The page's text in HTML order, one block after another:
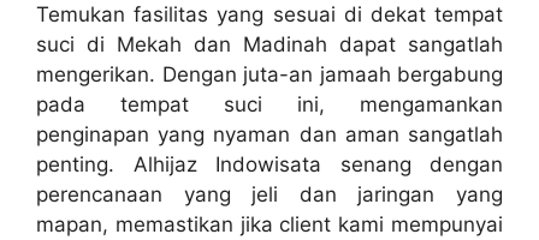
Temukan fasilitas yang sesuai di dekat tempat
suci di Mekah dan Madinah dapat sangatlah
mengerikan. Dengan juta-an jamaah bergabung
pada tempat suci ini, mengamankan
penginapan yang nyaman dan aman sangatlah
penting. Alhijaz Indowisata senang dengan
perencanaan yang jeli dan jaringan yang
mapan, memastikan jika client kami mempunyai